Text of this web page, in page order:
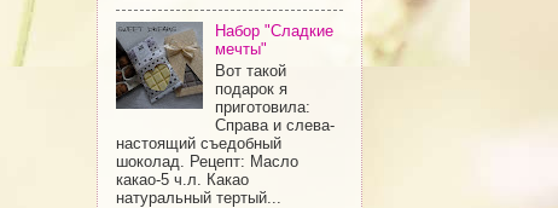
Набор "Сладкие
мечты"
Вот такой
подарок я
приготовила:
Справа и слева-
настоящий съедобный
шоколад. Рецепт: Масло
какао-5 ч.л. Какао
натуральный тертый...